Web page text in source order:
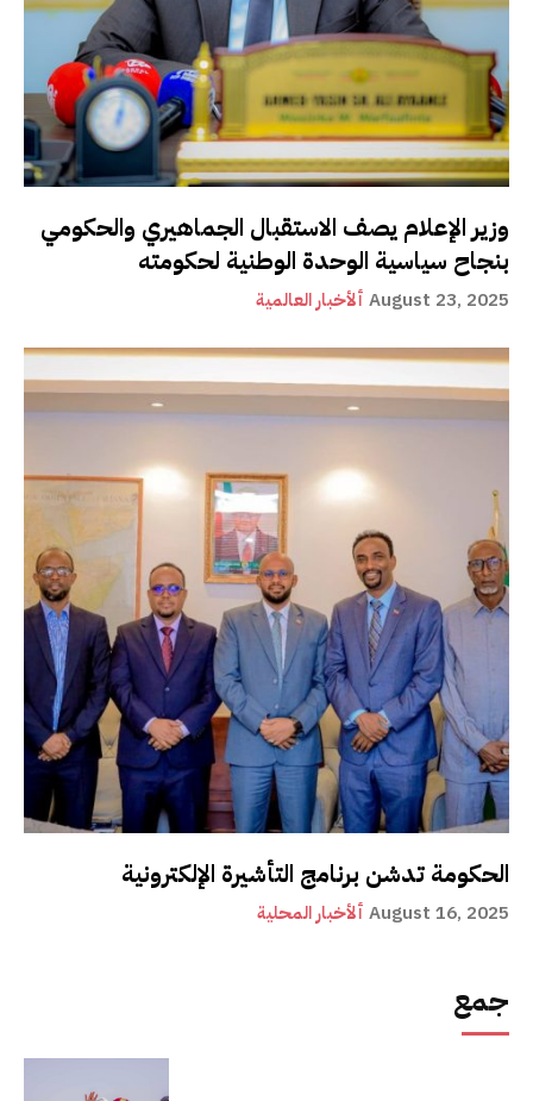
وزير الإعلام يصف الاستقبال الجماهيري والحكومي
بنجاح سياسية الوحدة الوطنية لحكومته
ألأخبار العالمية August 23, 2025
الحكومة تدشن برنامج التأشيرة الإلكترونية
ألأخبار المحلية August 16, 2025
جمع